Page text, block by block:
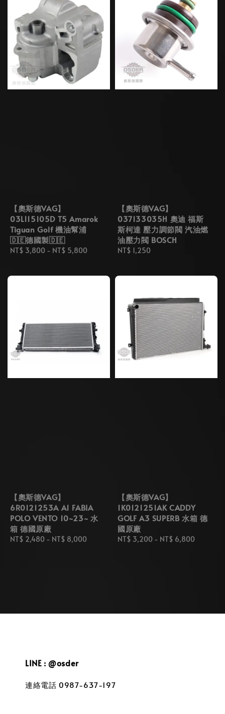
【奧斯德VAG】
03L115105D T5 Amarok
Tiguan Golf 機油幫浦
🇩🇪德國製🇩🇪
Regular
NT$ 3,800 - NT$ 5,800
【奧斯德VAG】
037133035H 奧迪 福斯
斯柯達 壓力調節閥 汽油燃
油壓力閥 BOSCH
Regular
NT$ 1,250
【奧斯德VAG】
6R0121253A A1 FABIA
POLO VENTO 10~23~ 水
箱 德國原廠
Regular
NT$ 2,480 - NT$ 8,000
【奧斯德VAG】
1K0121251AK CADDY
GOLF A3 SUPERB 水箱 德
國原廠
Regular
NT$ 3,200 - NT$ 6,800
LINE : @osder
連絡電話 0987-637-197